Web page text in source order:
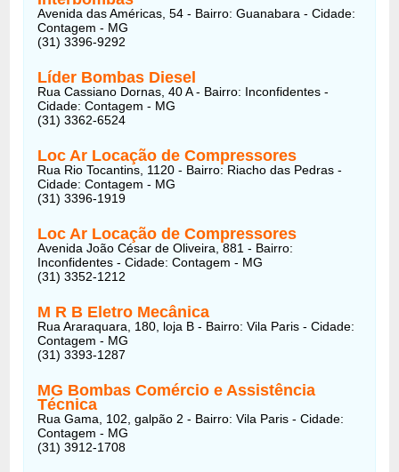
Avenida das Américas, 54 - Bairro: Guanabara - Cidade:
Contagem - MG
(31) 3396-9292
Líder Bombas Diesel
Rua Cassiano Dornas, 40 A - Bairro: Inconfidentes -
Cidade: Contagem - MG
(31) 3362-6524
Loc Ar Locação de Compressores
Rua Rio Tocantins, 1120 - Bairro: Riacho das Pedras -
Cidade: Contagem - MG
(31) 3396-1919
Loc Ar Locação de Compressores
Avenida João César de Oliveira, 881 - Bairro:
Inconfidentes - Cidade: Contagem - MG
(31) 3352-1212
M R B Eletro Mecânica
Rua Araraquara, 180, loja B - Bairro: Vila Paris - Cidade:
Contagem - MG
(31) 3393-1287
MG Bombas Comércio e Assistência
Técnica
Rua Gama, 102, galpão 2 - Bairro: Vila Paris - Cidade:
Contagem - MG
(31) 3912-1708